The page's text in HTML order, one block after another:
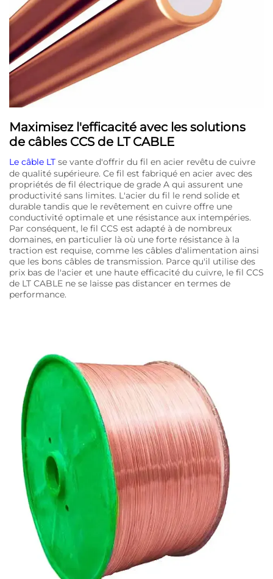
Maximisez l'efficacité avec les solutions
de câbles CCS de LT CABLE
Le câble LT se vante d'offrir du fil en acier revêtu de cuivre
de qualité supérieure. Ce fil est fabriqué en acier avec des
propriétés de fil électrique de grade A qui assurent une
productivité sans limites. L'acier du fil le rend solide et
durable tandis que le revêtement en cuivre offre une
conductivité optimale et une résistance aux intempéries.
Par conséquent, le fil CCS est adapté à de nombreux
domaines, en particulier là où une forte résistance à la
traction est requise, comme les câbles d'alimentation ainsi
que les bons câbles de transmission. Parce qu'il utilise des
prix bas de l'acier et une haute efficacité du cuivre, le fil CCS
de LT CABLE ne se laisse pas distancer en termes de
performance.